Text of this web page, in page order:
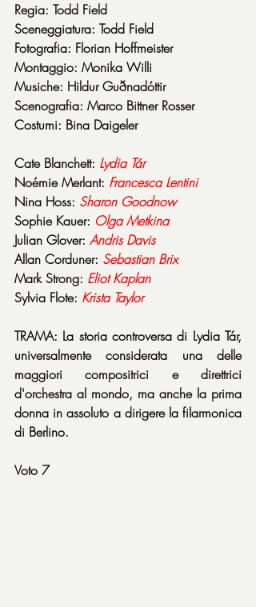
Regia: Todd Field
Sceneggiatura: Todd Field
Fotografia: Florian Hoffmeister
Montaggio: Monika Willi
Musiche: Hildur Guðnadóttir
Scenografia: Marco Bittner Rosser
Costumi: Bina Daigeler
Cate Blanchett: Lydia Tár
Noémie Merlant: Francesca Lentini
Nina Hoss: Sharon Goodnow
Sophie Kauer: Olga Metkina
Julian Glover: Andris Davis
Allan Corduner: Sebastian Brix
Mark Strong: Eliot Kaplan
Sylvia Flote: Krista Taylor
TRAMA: La storia controversa di Lydia Tár,
universalmente considerata una delle
maggiori compositrici e direttrici
d'orchestra al mondo, ma anche la prima
donna in assoluto a dirigere la filarmonica
di Berlino.
Voto 7